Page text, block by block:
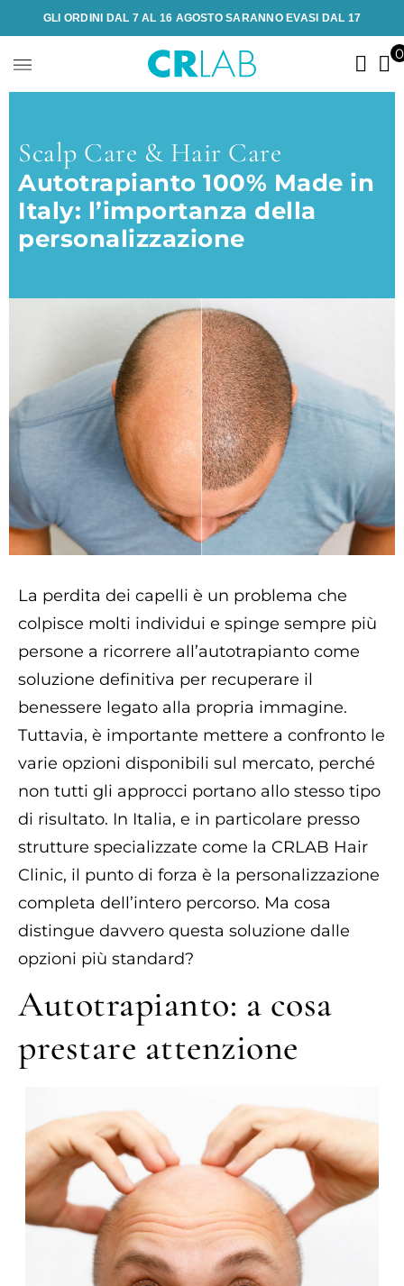
GLI ORDINI DAL 7 AL 16 AGOSTO SARANNO EVASI DAL 17
Scalp Care & Hair Care
Autotrapianto 100% Made in
Italy: l’importanza della
personalizzazione
La perdita dei capelli è un problema che
colpisce molti individui e spinge sempre più
persone a ricorrere all’autotrapianto come
soluzione definitiva per recuperare il
benessere legato alla propria immagine.
Tuttavia, è importante mettere a confronto le
varie opzioni disponibili sul mercato, perché
non tutti gli approcci portano allo stesso tipo
di risultato. In Italia, e in particolare presso
strutture specializzate come la CRLAB Hair
Clinic, il punto di forza è la personalizzazione
completa dell’intero percorso. Ma cosa
distingue davvero questa soluzione dalle
opzioni più standard?
Autotrapianto: a cosa
prestare attenzione